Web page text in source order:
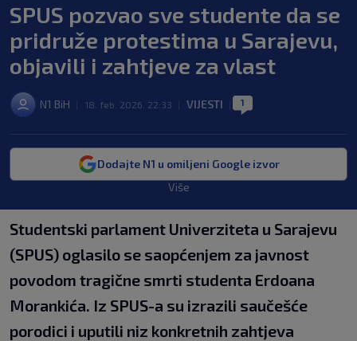
SPUS pozvao sve studente da se
pridruže protestima u Sarajevu,
objavili i zahtjeve za vlast
N1 BiH 18. feb. 2026. 22:33 VIJESTI 1
Dodajte N1 u omiljeni Google izvor
Više
Studentski parlament Univerziteta u Sarajevu
(SPUS) oglasilo se saopćenjem za javnost
povodom tragične smrti studenta Erdoana
Morankića. Iz SPUS-a su izrazili saučešće
porodici i uputili niz konkretnih zahtjeva